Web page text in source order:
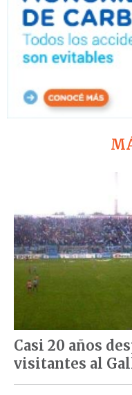
Casi 20 años
visitantes al